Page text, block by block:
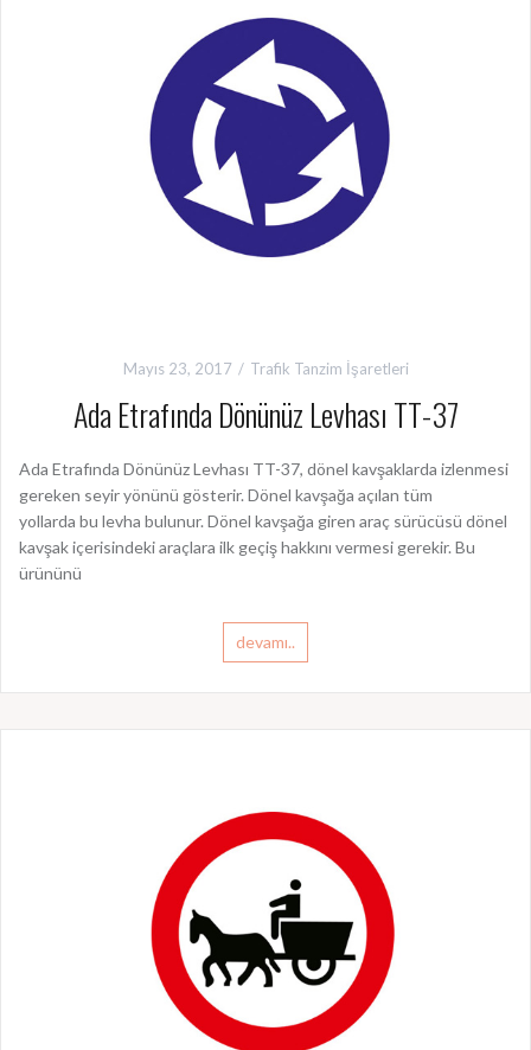
Mayıs 23, 2017 Trafik Tanzim İşaretleri
Ada Etrafında Dönünüz Levhası TT-37
Ada Etrafında Dönünüz Levhası TT-37, dönel kavşaklarda izlenmesi
gereken seyir yönünü gösterir. Dönel kavşağa açılan tüm
yollarda bu levha bulunur. Dönel kavşağa giren araç sürücüsü dönel
kavşak içerisindeki araçlara ilk geçiş hakkını vermesi gerekir. Bu
ürününü
devamı..